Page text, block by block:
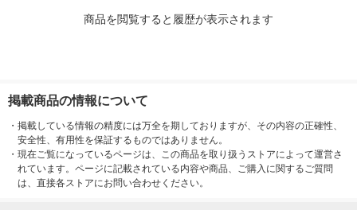
商品を閲覧すると履歴が表示されます
掲載商品の情報について
・ 掲載している情報の精度には万全を期しておりますが、その内容の正確性、
安全性、有用性を保証するものではありません。
・ 現在ご覧になっているページは、この商品を取り扱うストアによって運営さ
れています。ページに記載されている内容や商品、ご購入に関するご質問
は、直接各ストアにお問い合わせください。